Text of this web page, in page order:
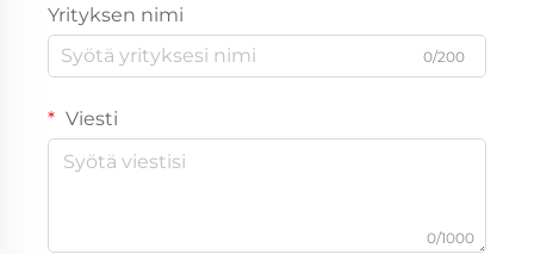
Yrityksen nimi
0/200
Viesti
0/1000